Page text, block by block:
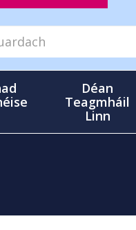
Déan
Teagmháil
Linn